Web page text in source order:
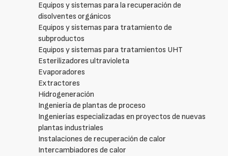
Equipos y sistemas para la recuperación de
disolventes orgánicos
Equipos y sistemas para tratamiento de
subproductos
Equipos y sistemas para tratamientos UHT
Esterilizadores ultravioleta
Evaporadores
Extractores
Hidrogeneración
Ingeniería de plantas de proceso
Ingenierías especializadas en proyectos de nuevas
plantas industriales
Instalaciones de recuperación de calor
Intercambiadores de calor